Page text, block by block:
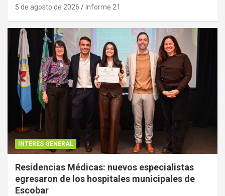
5 de agosto de 2026 Informe 21
INTERES GENERAL
Residencias Médicas: nuevos especialistas
egresaron de los hospitales municipales de
Escobar